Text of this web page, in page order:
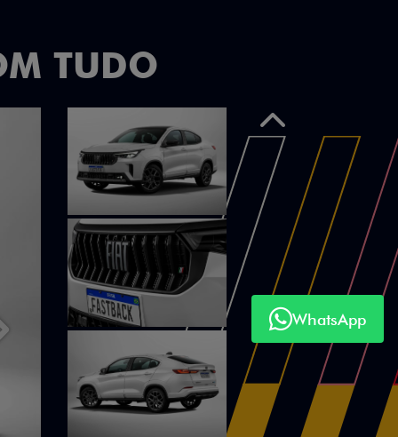
TUDO
Anterior
WhatsApp